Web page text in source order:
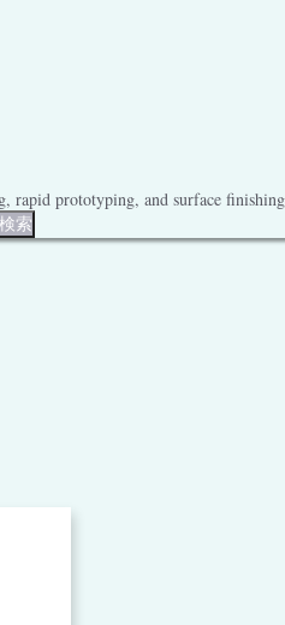
rapid prototyping, and surface
検索